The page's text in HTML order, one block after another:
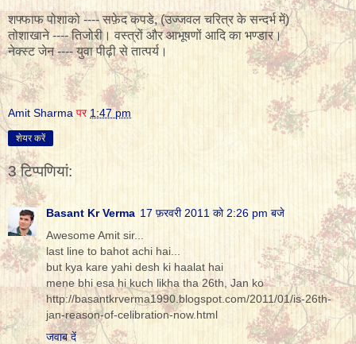
शफ्फाफ पोशाको ---- सफ़ेद कपडे, (उज्जवल चरित्र के सन्दर्भ में)
तोशाखाने ---- तिजोरी। वस्त्रों और आभूषणों आदि का भण्डार।
नेक्स्ट जेन ---- युवा पीढ़ी से तात्पर्य ।
Amit Sharma पर 1:47 pm
शेयर करें
3 टिप्‍पणियां:
Basant Kr Verma 17 फ़रवरी 2011 को 2:26 pm बजे
Awesome Amit sir...
last line to bahot achi hai...
but kya kare yahi desh ki haalat hai
mene bhi esa hi kuch likha tha 26th, Jan ko
http://basantkrverma1990.blogspot.com/2011/01/is-26th-
jan-reason-of-celibration-now.html
जवाब दें